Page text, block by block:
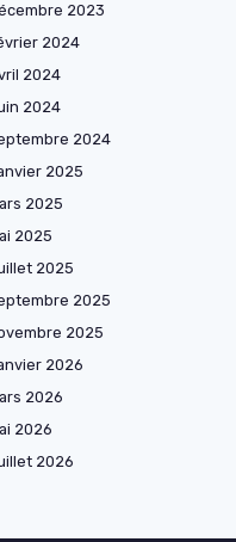
2023
2024
2024
2024
2024
2025
2025
2025
2025
2025
2025
2026
2026
2026
2026